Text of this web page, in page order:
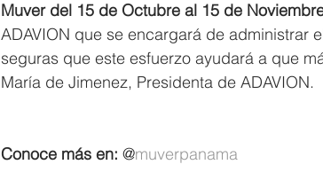
Muver del 15 de Octubre al 15 de
ADAVION que se encargará de administrar
seguras que este esfuerzo ayudará a que
María de Jimenez, Presidenta de ADAVION.
Conoce más en: @muverpanama